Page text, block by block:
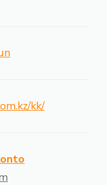
kk/